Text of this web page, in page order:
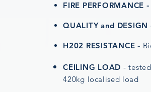
FIRE PERFORMANCE -
QUALITY and DESIGN
H202 RESISTANCE -
CEILING LOAD -
420kg localised load